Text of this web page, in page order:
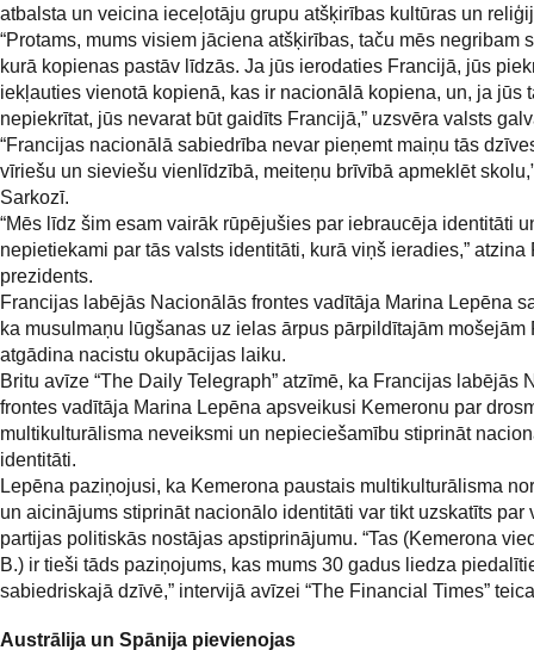
atbalsta un veicina ieceļotāju grupu atšķirības kultūras un
“Protams, mums visiem jāciena atšķirības, taču mēs negribam
kurā kopienas pastāv līdzās. Ja jūs ierodaties Francijā, jūs
iekļauties vienotā kopienā, kas ir nacionālā kopiena, un, ja jūs
nepiekrītat, jūs nevarat būt gaidīts Francijā,” uzsvēra valsts
“Francijas nacionālā sabiedrība nevar pieņemt maiņu tās
vīriešu un sieviešu vienlīdzībā, meiteņu brīvībā apmeklēt
Sarkozī.
“Mēs līdz šim esam vairāk rūpējušies par iebraucēja identitāti
nepietiekami par tās valsts identitāti, kurā viņš ieradies,” atzina
prezidents.
Francijas labējās Nacionālās frontes vadītāja Marina Lepēna
ka musulmaņu lūgšanas uz ielas ārpus pārpildītajām mošejām
atgādina nacistu okupācijas laiku.
Britu avīze “The Daily Telegraph” atzīmē, ka Francijas labējās
frontes vadītāja Marina Lepēna apsveikusi Kemeronu par
multikulturālisma neveiksmi un nepieciešamību stiprināt
identitāti.
Lepēna paziņojusi, ka Kemerona paustais multikulturālisma
un aicinājums stiprināt nacionālo identitāti var tikt uzskatīts par
partijas politiskās nostājas apstiprinājumu. “Tas (Kemerona
B.) ir tieši tāds paziņojums, kas mums 30 gadus liedza
sabiedriskajā dzīvē,” intervijā avīzei “The Financial Times”
Austrālija un Spānija pievienojas